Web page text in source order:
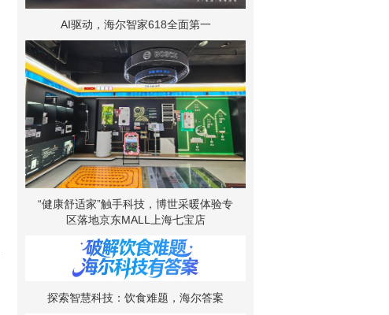
AI驱动，海尔智家618全面第一
“健康舒适家”触手科技，博世采暖体验专
区落地京东MALL上海七宝店
探索智慧科技：饮食难题，海尔答案